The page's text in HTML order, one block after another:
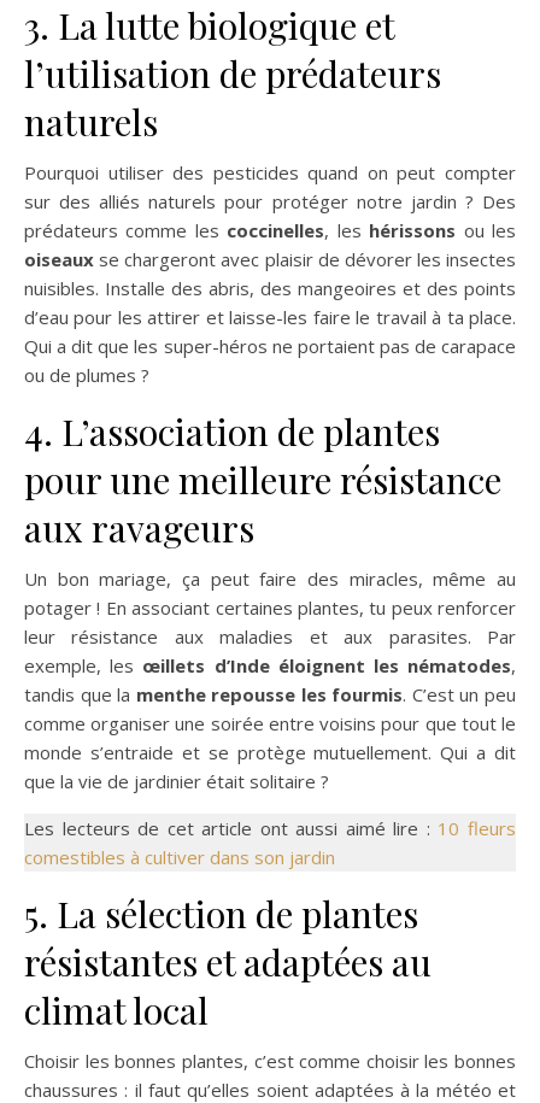
3. La lutte biologique et
l’utilisation de prédateurs
naturels
Pourquoi utiliser des pesticides quand on peut compter
sur des alliés naturels pour protéger notre jardin ? Des
prédateurs comme les coccinelles, les hérissons ou les
oiseaux se chargeront avec plaisir de dévorer les insectes
nuisibles. Installe des abris, des mangeoires et des points
d’eau pour les attirer et laisse-les faire le travail à ta place.
Qui a dit que les super-héros ne portaient pas de carapace
ou de plumes ?
4. L’association de plantes
pour une meilleure résistance
aux ravageurs
Un bon mariage, ça peut faire des miracles, même au
potager ! En associant certaines plantes, tu peux renforcer
leur résistance aux maladies et aux parasites. Par
exemple, les œillets d’Inde éloignent les nématodes,
tandis que la menthe repousse les fourmis. C’est un peu
comme organiser une soirée entre voisins pour que tout le
monde s’entraide et se protège mutuellement. Qui a dit
que la vie de jardinier était solitaire ?
Les lecteurs de cet article ont aussi aimé lire : 10 fleurs
comestibles à cultiver dans son jardin
5. La sélection de plantes
résistantes et adaptées au
climat local
Choisir les bonnes plantes, c’est comme choisir les bonnes
chaussures : il faut qu’elles soient adaptées à la météo et